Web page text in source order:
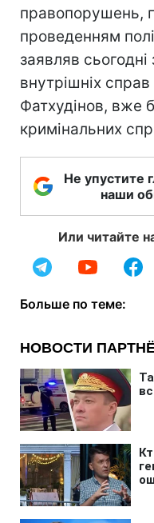
правопорушень,
проведенням
заявляв сьогодні
внутрішніх
Фатхудінов, вже
кримінальних
Не упустите
наши
Или читайте
Больше по теме: